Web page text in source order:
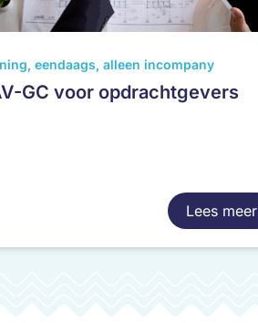
eendaags, alleen incompany
GC voor opdrachtgevers
Lees meer